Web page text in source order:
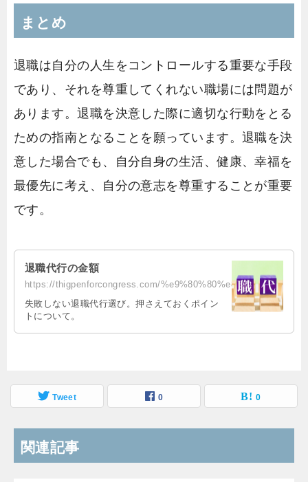
まとめ
退職は自分の人生をコントロールする重要な手段
であり、それを尊重してくれない職場には問題が
あります。退職を決意した際に適切な行動をとる
ための指南となることを願っています。退職を決
意した場合でも、自分自身の生活、健康、幸福を
最優先に考え、自分の意志を尊重することが重要
です。
退職代行の金額
https://thigpenforcongress.com/%e9%80%80%e8%81%b7%e4%bb%a3%e8%a1%8c%e3%81%ae%...
失敗しない退職代行選び。押さえておくポイン
トについて。
Tweet 0 0
関連記事